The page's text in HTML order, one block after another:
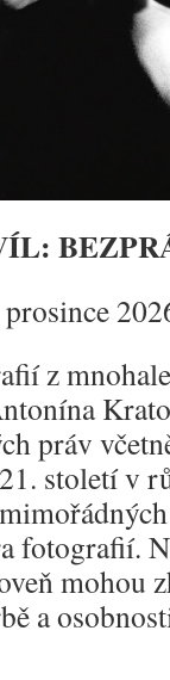
z
práv
století v
fotografií.
mohou
a